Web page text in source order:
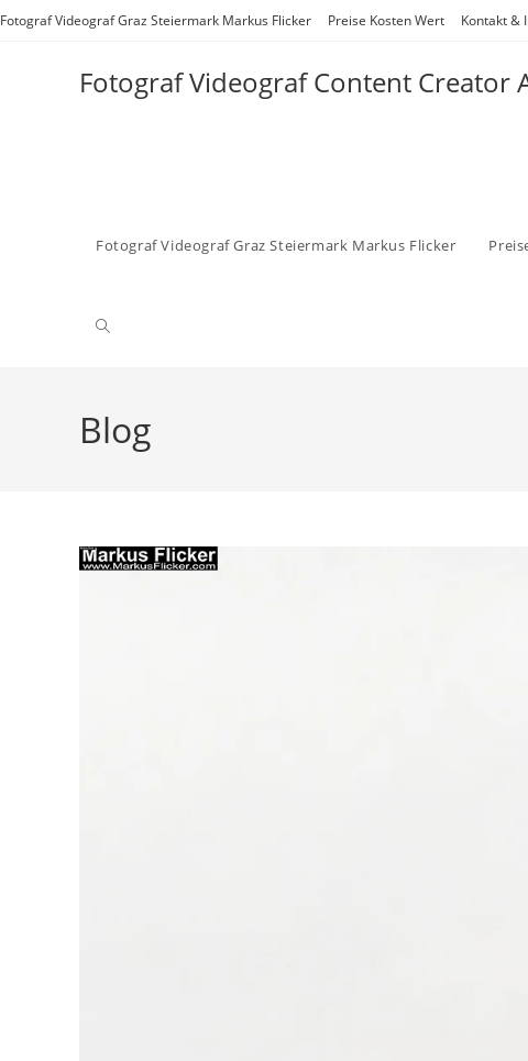
Zum
Fotograf Videograf Graz Steiermark Markus Flicker Preise Kosten Wert Kontakt &
Fotograf Videograf Content Creator
Fotograf Videograf Graz Steiermark Markus Flicker
Website-
Blog